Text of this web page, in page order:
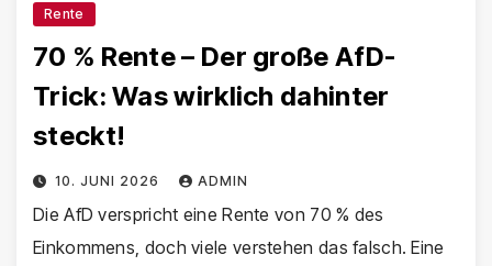
Rente
70 % Rente – Der große AfD-
Trick: Was wirklich dahinter
steckt!
10. JUNI 2026 ADMIN
Die AfD verspricht eine Rente von 70 % des
Einkommens, doch viele verstehen das falsch. Eine